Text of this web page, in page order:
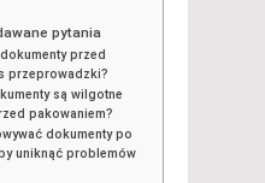
pytania
przed
przeprowadzki?
są wilgotne
pakowaniem?
dokumenty po
uniknąć problemów